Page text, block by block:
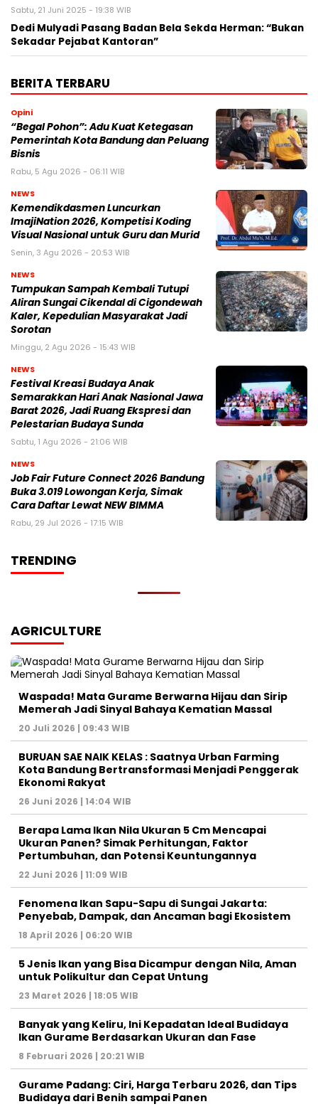
Sabtu, 21 Juni 2025 - 19:38 WIB
Dedi Mulyadi Pasang Badan Bela Sekda Herman: “Bukan
Sekadar Pejabat Kantoran”
BERITA TERBARU
Opini
“Begal Pohon”: Adu Kuat Ketegasan
Pemerintah Kota Bandung dan Peluang
Bisnis
Rabu, 5 Agu 2026 - 06:11 WIB
NEWS
Kemendikdasmen Luncurkan
ImajiNation 2026, Kompetisi Koding
Visual Nasional untuk Guru dan Murid
Senin, 3 Agu 2026 - 20:53 WIB
NEWS
Tumpukan Sampah Kembali Tutupi
Aliran Sungai Cikendal di Cigondewah
Kaler, Kepedulian Masyarakat Jadi
Sorotan
Minggu, 2 Agu 2026 - 15:43 WIB
NEWS
Festival Kreasi Budaya Anak
Semarakkan Hari Anak Nasional Jawa
Barat 2026, Jadi Ruang Ekspresi dan
Pelestarian Budaya Sunda
Sabtu, 1 Agu 2026 - 21:06 WIB
NEWS
Job Fair Future Connect 2026 Bandung
Buka 3.019 Lowongan Kerja, Simak
Cara Daftar Lewat NEW BIMMA
Rabu, 29 Jul 2026 - 17:15 WIB
TRENDING
AGRICULTURE
Waspada! Mata Gurame Berwarna Hijau dan Sirip
Memerah Jadi Sinyal Bahaya Kematian Massal
20 Juli 2026 | 09:43 WIB
BURUAN SAE NAIK KELAS : Saatnya Urban Farming
Kota Bandung Bertransformasi Menjadi Penggerak
Ekonomi Rakyat
26 Juni 2026 | 14:04 WIB
Berapa Lama Ikan Nila Ukuran 5 Cm Mencapai
Ukuran Panen? Simak Perhitungan, Faktor
Pertumbuhan, dan Potensi Keuntungannya
22 Juni 2026 | 11:09 WIB
Fenomena Ikan Sapu-Sapu di Sungai Jakarta:
Penyebab, Dampak, dan Ancaman bagi Ekosistem
18 April 2026 | 06:20 WIB
5 Jenis Ikan yang Bisa Dicampur dengan Nila, Aman
untuk Polikultur dan Cepat Untung
23 Maret 2026 | 18:05 WIB
Banyak yang Keliru, Ini Kepadatan Ideal Budidaya
Ikan Gurame Berdasarkan Ukuran dan Fase
8 Februari 2026 | 20:21 WIB
Gurame Padang: Ciri, Harga Terbaru 2026, dan Tips
Budidaya dari Benih sampai Panen